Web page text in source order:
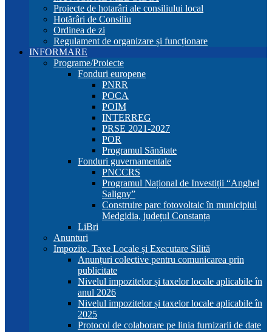
Proiecte de hotarâri ale consiliului local
Hotărâri de Consiliu
Ordinea de zi
Regulament de organizare și funcționare
INFORMARE
Programe/Proiecte
Fonduri europene
PNRR
POCA
POIM
INTERREG
PRSE 2021-2027
POR
Programul Sănătate
Fonduri guvernamentale
PNCCRS
Programul Național de Investiții “Anghel
Saligny”
Construire parc fotovoltaic în municipiul
Medgidia, județul Constanța
LiBri
Anunturi
Impozite, Taxe Locale și Executare Silită
Anunțuri colective pentru comunicarea prin
publicitate
Nivelul impozitelor și taxelor locale aplicabile în
anul 2026
Nivelul impozitelor și taxelor locale aplicabile în
2025
Protocol de colaborare pe linia furnizarii de date